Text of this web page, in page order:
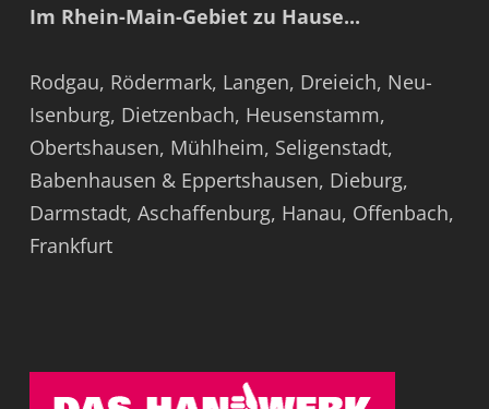
Im Rhein-Main-Gebiet zu Hause...
Rodgau, Rödermark, Langen, Dreieich, Neu-
Isenburg, Dietzenbach, Heusenstamm,
Obertshausen, Mühlheim, Seligenstadt,
Babenhausen & Eppertshausen, Dieburg,
Darmstadt, Aschaffenburg, Hanau, Offenbach,
Frankfurt